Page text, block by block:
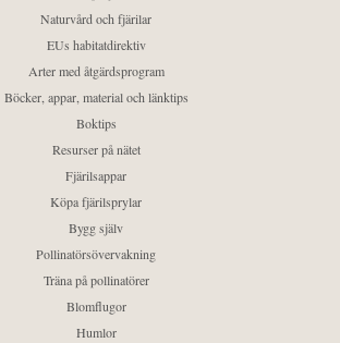
Naturvård och fjärilar
EUs habitatdirektiv
Arter med åtgärdsprogram
Böcker, appar, material och länktips
Boktips
Resurser på nätet
Fjärilsappar
Köpa fjärilsprylar
Bygg själv
Pollinatörsövervakning
Träna på pollinatörer
Blomflugor
Humlor